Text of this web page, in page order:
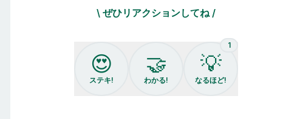
揚げないのに満足感すごくて
✔ ポテト食べたいって言われた日
✔ いつもと違う食感にしたい日
\ ぜひリアクションしてね /
😍
ステキ!
🤝
わかる!
1
💡
なるほど!